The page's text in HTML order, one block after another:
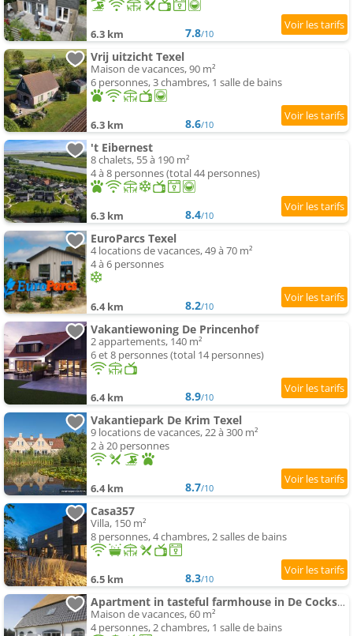
6.3 km 7.8/10
Vrij uitzicht Texel
Maison de vacances, 90 m²
6 personnes, 3 chambres, 1 salle de bains
6.3 km 8.6/10
't Eibernest
8 chalets, 55 à 190 m²
4 à 8 personnes (total 44 personnes)
6.3 km 8.4/10
EuroParcs Texel
4 locations de vacances, 49 à 70 m²
4 à 6 personnes
6.4 km 8.2/10
Vakantiewoning De Princenhof
2 appartements, 140 m²
6 et 8 personnes (total 14 personnes)
6.4 km 8.9/10
Vakantiepark De Krim Texel
9 locations de vacances, 22 à 300 m²
2 à 20 personnes
6.4 km 8.7/10
Casa357
Villa, 150 m²
8 personnes, 4 chambres, 2 salles de bains
6.5 km 8.3/10
Apartment in tasteful farmhouse in De Cocksdorp
Maison de vacances, 60 m²
4 personnes, 2 chambres, 1 salle de bains